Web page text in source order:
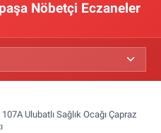
Nöbetçi Eczaneler
Ulubatlı Sağlık Ocağı Çapraz